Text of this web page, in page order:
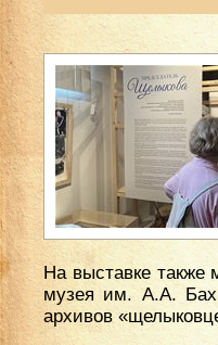
На выставке также
музея им. А.А.
архивов